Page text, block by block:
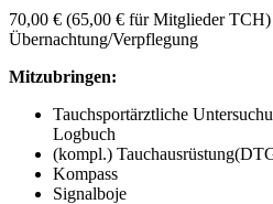
70,00 € (65,00 € für Mitglieder
Übernachtung/Verpflegung
Mitzubringen:
Tauchsportärztliche
Logbuch
(kompl.)
Kompass
Signalboje